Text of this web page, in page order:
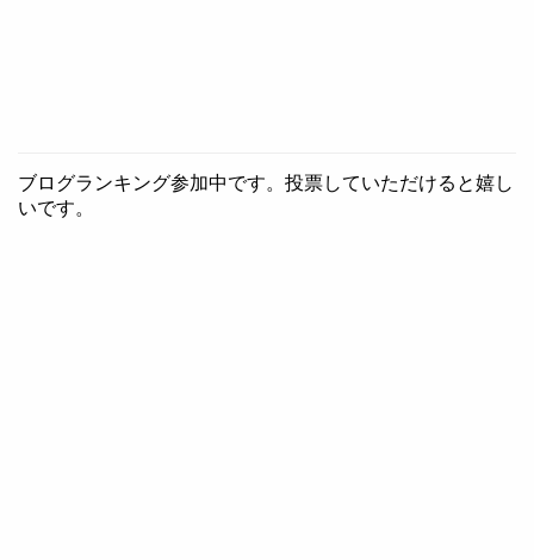
ブログランキング参加中です。投票していただけると嬉し
いです。